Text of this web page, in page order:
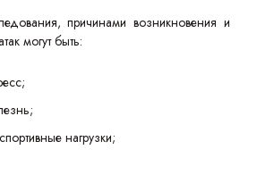
причинами возникновения и
могут быть:
нагрузки;